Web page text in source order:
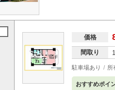
価格
間取り
駐車場あり 所
おすすめポイ